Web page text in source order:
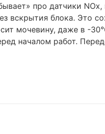
про датчики
вскрытия блока.
мочевину, даже в -
началом работ.